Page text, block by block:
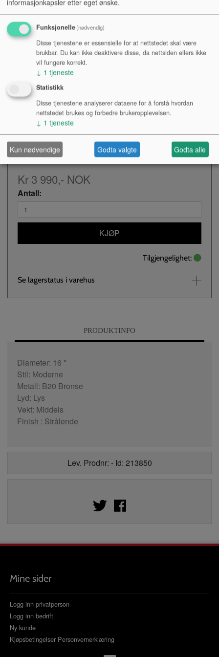
kompliserte cymbaler, og Sabian sørget for at de kunne
gjøre de beste cymbaler for å dekke behovene til publikum.
Ny hammering stil
Med en helt ny hammeringstil produserer de nye AAX-
cymbalerne en mer kompleks og litt mørkere lyd. Flere
høyfrekvenser blir introdusert i lyden, noe som resulterer i
et bredere frekvensbånd, noe som gir lysere høyder og mer
komplekse nedturer.
Hammerslagene er nå mye mer synlige på overflaten av
cymbalen på grunn av en større og rønne peen-making for
stor kompleksitet av lyd.
Kr 3 990,- NOK
Antall:
KJØP
Tilgjengelighet:
Se lagerstatus i varehus
PRODUKTINFO
Diameter: 16 ''
Stil: Moderne
Metall: B20 Bronse
Lyd: Lys
Vekt: Middels
Finish : Strålende
Lev. Prodnr: - Id: 213850
Mine sider
Logg inn privatperson
Logg inn bedrift
Ny kunde
Kjøpsbetingelser Personvernerklæring
informasjonkapsler etter eget ønske.
Funksjonelle(nødvendig)
Disse tjenestene er essensielle for at nettstedet skal være
brukbar. Du kan ikke deaktivere disse, da nettsiden ellers ikke
vil fungere korrekt.
↓ 1 tjeneste
Statistikk
Disse tjenestene analyserer dataene for å forstå hvordan
nettstedet brukes og forbedre brukeropplevelsen.
↓ 1 tjeneste
Kun nødvendige Godta valgte Godta alle